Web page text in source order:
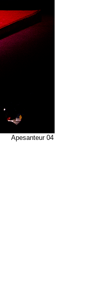
Apesanteur 04